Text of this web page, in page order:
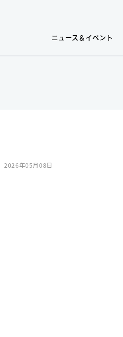
ニュース＆イベント
2026年05月08日